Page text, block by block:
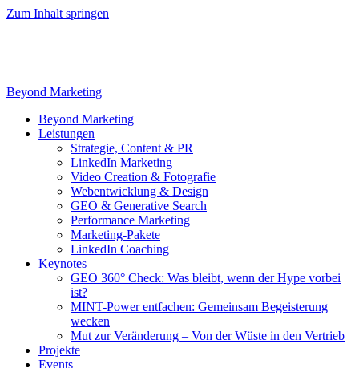
Zum Inhalt springen
Beyond Marketing
Beyond Marketing
Leistungen
Strategie, Content & PR
LinkedIn Marketing
Video Creation & Fotografie
Webentwicklung & Design
GEO & Generative Search
Performance Marketing
Marketing-Pakete
LinkedIn Coaching
Keynotes
GEO 360° Check: Was bleibt, wenn der Hype vorbei
ist?
MINT-Power entfachen: Gemeinsam Begeisterung
wecken
Mut zur Veränderung – Von der Wüste in den Vertrieb
Projekte
Events